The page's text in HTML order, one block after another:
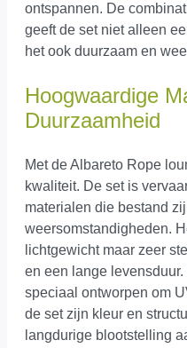
ontspannen. De
geeft de set niet alleen
het ook duurzaam en
Hoogwaardige
Duurzaamheid
Met de Albareto Rope
kwaliteit. De set is
materialen die bestand
weersomstandigheden.
lichtgewicht maar zeer
en een lange
speciaal ontworpen om
de set zijn kleur en
langdurige blootstelling